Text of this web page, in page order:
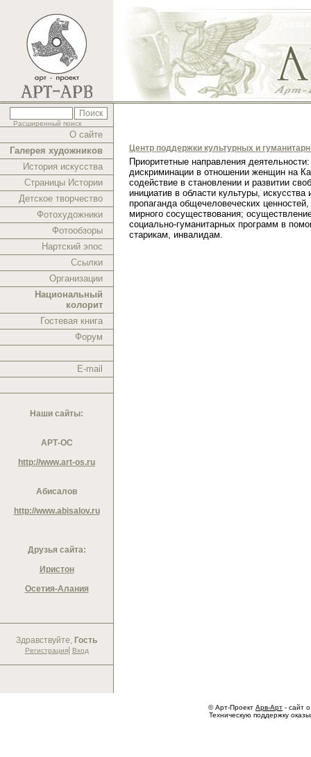
Расширенный поиск
О сайте
Галерея художников
История искусства
Страницы Истории
Детское творчество
Фотохудожники
Фотообзоры
Нартский эпос
Ссылки
Организации
Национальный
колорит
Гостевая книга
Форум
E-mail
Наши сайты:
АРТ-ОС
http://www.art-os.ru
Абисалов
http://www.abisalov.ru
Друзья сайта:
Иристон
Осетия-Алания
Здравствуйте, Гость
Регистрация| Вход
Центр поддержки культурных и
Приоритетные направления
дискриминации в отношении женщин на
содействие в становлении и развитии
инициатив в области культуры, искусства
пропаганда общечеловеческих
мирного сосуществования;
социально-гуманитарных программ в
старикам, инвалидам.
© Арт-Проект Арв-Арт - сайт
Техническую поддержку